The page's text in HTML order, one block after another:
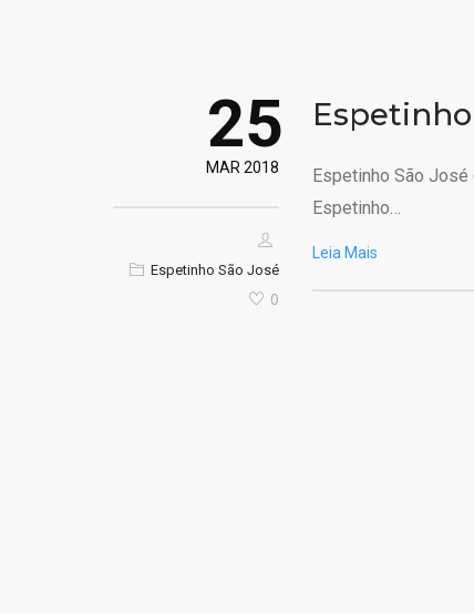
25
MAR 2018
Espetinho São José
0
Espetinho
Espetinho São
Espetinho…
Leia Mais